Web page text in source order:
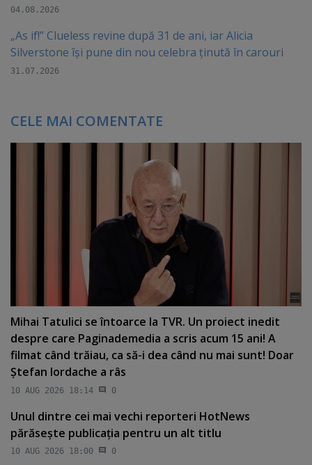
04.08.2026
„As if!” Clueless revine după 31 de ani, iar Alicia
Silverstone își pune din nou celebra ținută în carouri
31.07.2026
CELE MAI COMENTATE
Mihai Tatulici se întoarce la TVR. Un proiect inedit
despre care Paginademedia a scris acum 15 ani! A
filmat când trăiau, ca să-i dea când nu mai sunt! Doar
Ştefan Iordache a râs
10 AUG 2026 18:14 0
Unul dintre cei mai vechi reporteri HotNews
părăseşte publicaţia pentru un alt titlu
10 AUG 2026 18:00 0